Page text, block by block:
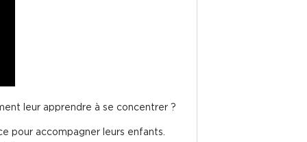
leur apprendre à se concentrer ?
pour accompagner leurs enfants.